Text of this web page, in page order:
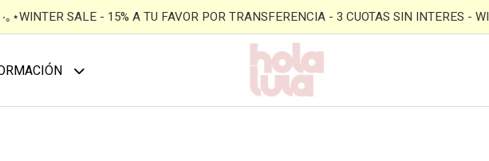
｡⋆WINTER SALE - 15% A TU FAVOR POR TRANSFERENCIA - 3 CUOTAS SIN INTERES -